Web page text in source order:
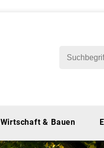
Wirtschaft & Bauen